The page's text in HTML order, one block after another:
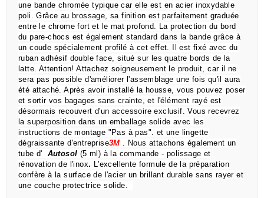
une bande chromée typique car elle est en acier inoxydable
poli.Grâce au brossage, sa finition est parfaitement graduée
entre le chrome fort et le mat profond. La protection du bord
du pare-chocs est également standard dans la bande grâce à
un coude spécialement profilé à cet effet.
Il est fixé avec du
ruban adhésif double face, situé sur les quatre bords de la
latte. Attention!Attachez soigneusement le produit, car il ne
sera pas possible d'améliorer l'assemblage une fois qu'il aura
été attaché.Après avoir installé la housse, vous pouvez poser
et sortir vos bagages sans crainte,et l'élément rayé est
désormais recouvert d'un accessoire exclusif.Vous recevrez
la superposition dans un emballage solide avec les
instructions de montage "Pas à pas". et une lingette
dégraissante d'entreprise3M . Nous attachons également un
tube d'
Autosol (5 ml) à la commande - polissage et
rénovation de l'inox. L'excellente formule de la préparation
confère à la surface de l'acier un brillant durable sans rayer et
une couche protectrice solide.